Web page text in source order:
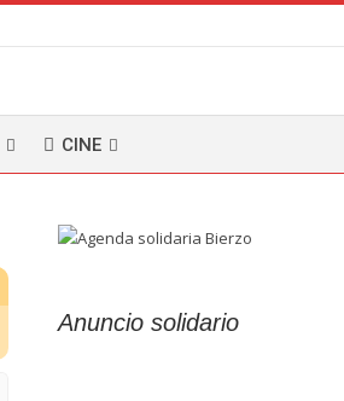
CINE
Anuncio solidario